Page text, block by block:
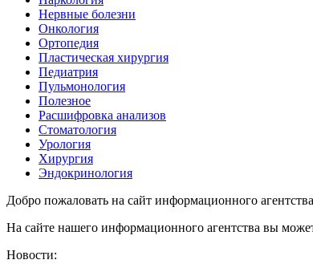
Нервные болезни
Онкология
Ортопедия
Пластическая хирургия
Педиатрия
Пульмонология
Полезное
Расшифровка анализов
Стоматология
Урология
Хирургия
Эндокринология
Добро пожаловать на сайт информационного
На сайте нашего информационного агентства вы
Новости: